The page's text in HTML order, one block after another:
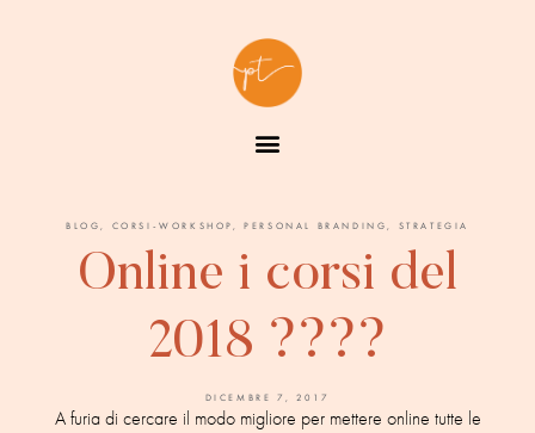
BLOG, CORSI-WORKSHOP ,PERSONAL BRANDING, STRATEGIA
Online i corsi del
2018 ????
DICEMBRE 7, 2017
A furia di cercare il modo migliore per mettere online tutte le